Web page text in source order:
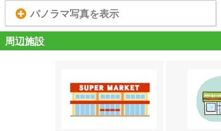
パノラマ写真を表示
周辺施設